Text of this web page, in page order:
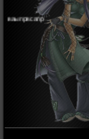
ваыпрвсапр